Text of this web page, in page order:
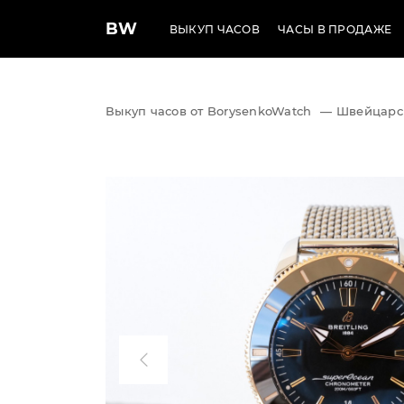
BW ВЫКУП ЧАСОВ ЧАСЫ В ПРОДАЖЕ
Выкуп часов от BorysenkoWatch —